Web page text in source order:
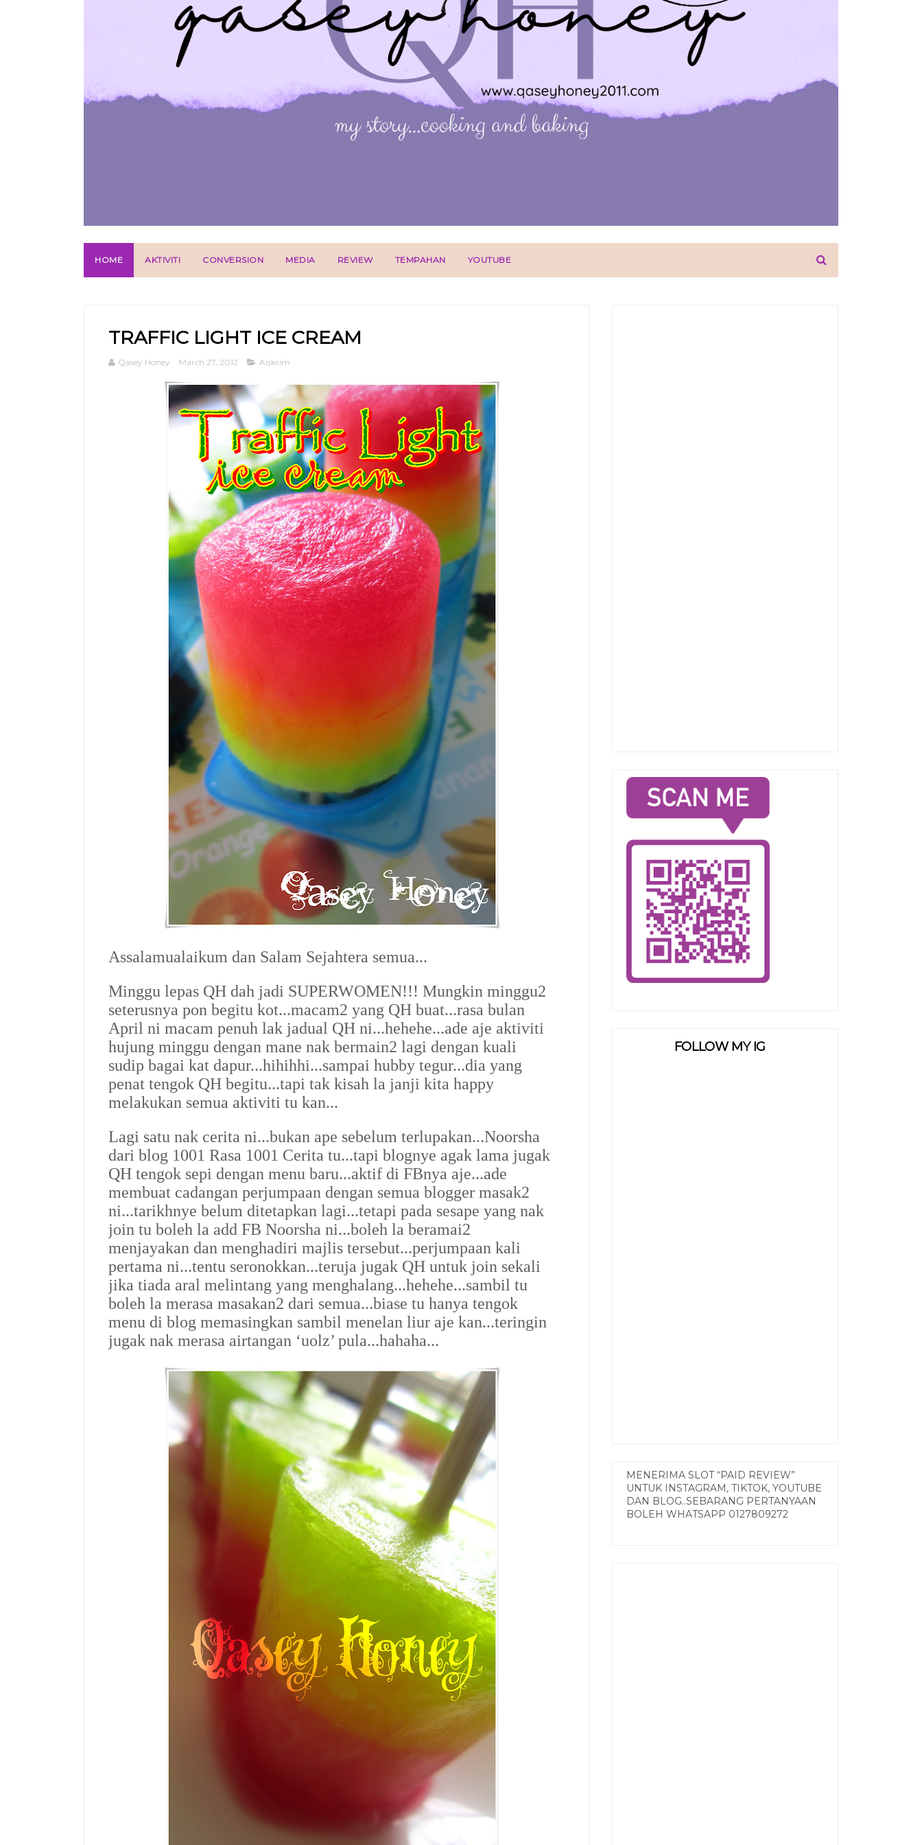
HOME AKTIVITI CONVERSION MEDIA REVIEW TEMPAHAN YOUTUBE
TRAFFIC LIGHT ICE CREAM
Qasey Honey March 27, 2012 Aiskrim
Assalamualaikum dan Salam Sejahtera semua...
Minggu lepas QH dah jadi SUPERWOMEN!!! Mungkin minggu2
seterusnya pon begitu kot...macam2 yang QH buat...rasa bulan
April ni macam penuh lak jadual QH ni...hehehe...ade aje aktiviti
hujung minggu dengan mane nak bermain2 lagi dengan kuali
sudip bagai kat dapur...hihihhi...sampai hubby tegur...dia yang
penat tengok QH begitu...tapi tak kisah la janji kita happy
melakukan semua aktiviti tu kan...
Lagi satu nak cerita ni...bukan ape sebelum terlupakan...Noorsha
dari blog 1001 Rasa 1001 Cerita tu...tapi blognye agak lama jugak
QH tengok sepi dengan menu baru...aktif di FBnya aje...ade
membuat cadangan perjumpaan dengan semua blogger masak2
ni...tarikhnye belum ditetapkan lagi...tetapi pada sesape yang nak
join tu boleh la add FB Noorsha ni...boleh la beramai2
menjayakan dan menghadiri majlis tersebut...perjumpaan kali
pertama ni...tentu seronokkan...teruja jugak QH untuk join sekali
jika tiada aral melintang yang menghalang...hehehe...sambil tu
boleh la merasa masakan2 dari semua...biase tu hanya tengok
menu di blog memasingkan sambil menelan liur aje kan...teringin
jugak nak merasa airtangan ‘uolz’ pula...hahaha...
FOLLOW MY IG
MENERIMA SLOT “PAID REVIEW”
UNTUK INSTAGRAM, TIKTOK, YOUTUBE
DAN BLOG..SEBARANG PERTANYAAN
BOLEH WHATSAPP 0127809272